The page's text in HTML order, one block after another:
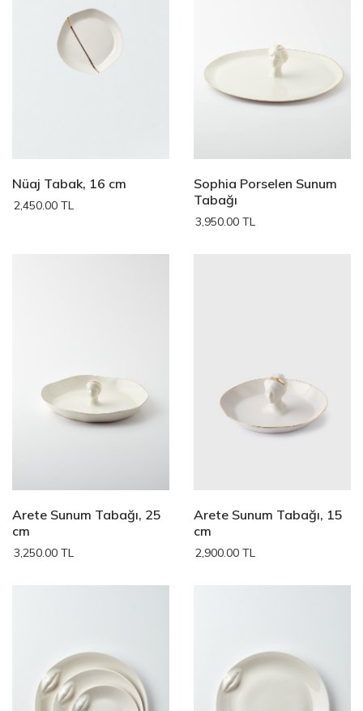
Nüaj Tabak, 16 cm
2,450.00 TL
Sophia Porselen Sunum
Tabağı
3,950.00 TL
Arete Sunum Tabağı, 25
cm
3,250.00 TL
Arete Sunum Tabağı, 15
cm
2,900.00 TL